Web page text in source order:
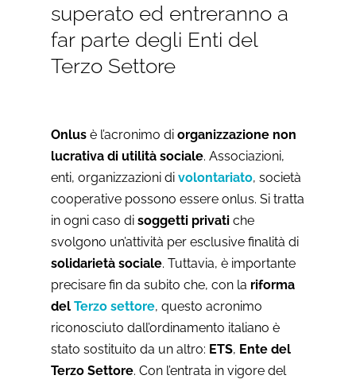
superato ed entreranno a
far parte degli Enti del
Terzo Settore
Onlus è l’acronimo di organizzazione non
lucrativa di utilità sociale. Associazioni,
enti, organizzazioni di volontariato, società
cooperative possono essere onlus. Si tratta
in ogni caso di soggetti privati che
svolgono un’attività per esclusive finalità di
solidarietà sociale. Tuttavia, è importante
precisare fin da subito che, con la riforma
del Terzo settore, questo acronimo
riconosciuto dall’ordinamento italiano è
stato sostituito da un altro: ETS, Ente del
Terzo Settore. Con l’entrata in vigore del